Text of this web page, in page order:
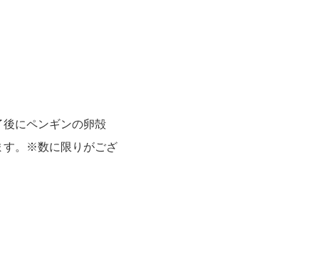
にペンギンの卵殻
す。※数に限りがござ